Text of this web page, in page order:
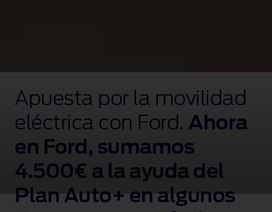
varios
coches
eléctricos
Ford
diferentes
recorren
entorno
Hacemos fácil tener un
eléctrico
Apuesta por la movilidad
eléctrica con Ford. Ahora
en Ford, sumamos
4.500€ a la ayuda del
Plan Auto+ en algunos